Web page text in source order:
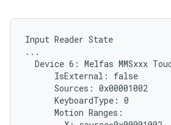
Input Reader State
...
Device 6: Melfas MMSxxx
      IsExternal: false
      Sources: 0x00001002
      KeyboardType: 0
      Motion Ranges: